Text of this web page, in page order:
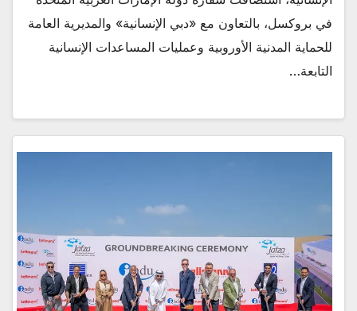
في بروكسل، بالتعاون مع «دبي الإنسانية» والمديرية العامة
للحماية المدنية الأوروبية وعمليات المساعدات الإنسانية
التابعة…